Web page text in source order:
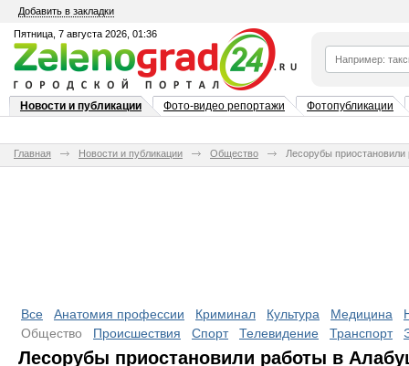
Добавить в закладки
Пятница, 7 августа 2026, 01:36
Новости и публикации Фото-видео репортажи Фотопубликации
Главная Новости и публикации Общество Лесорубы
Все Анатомия профессии Криминал Культура Медицина
Общество
Происшествия Спорт Телевидение Транспорт
Лесорубы приостановили работы в